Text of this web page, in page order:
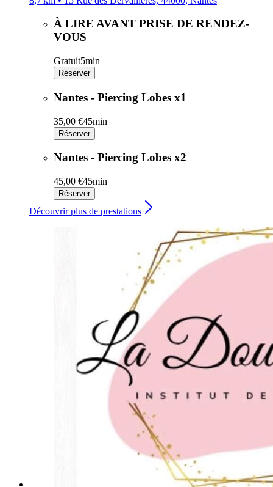
À LIRE AVANT PRISE DE RENDEZ-
VOUS
Gratuit5min
Réserver
Nantes - Piercing Lobes x1
35,00 €45min
Réserver
Nantes - Piercing Lobes x2
45,00 €45min
Réserver
Découvrir plus de prestations